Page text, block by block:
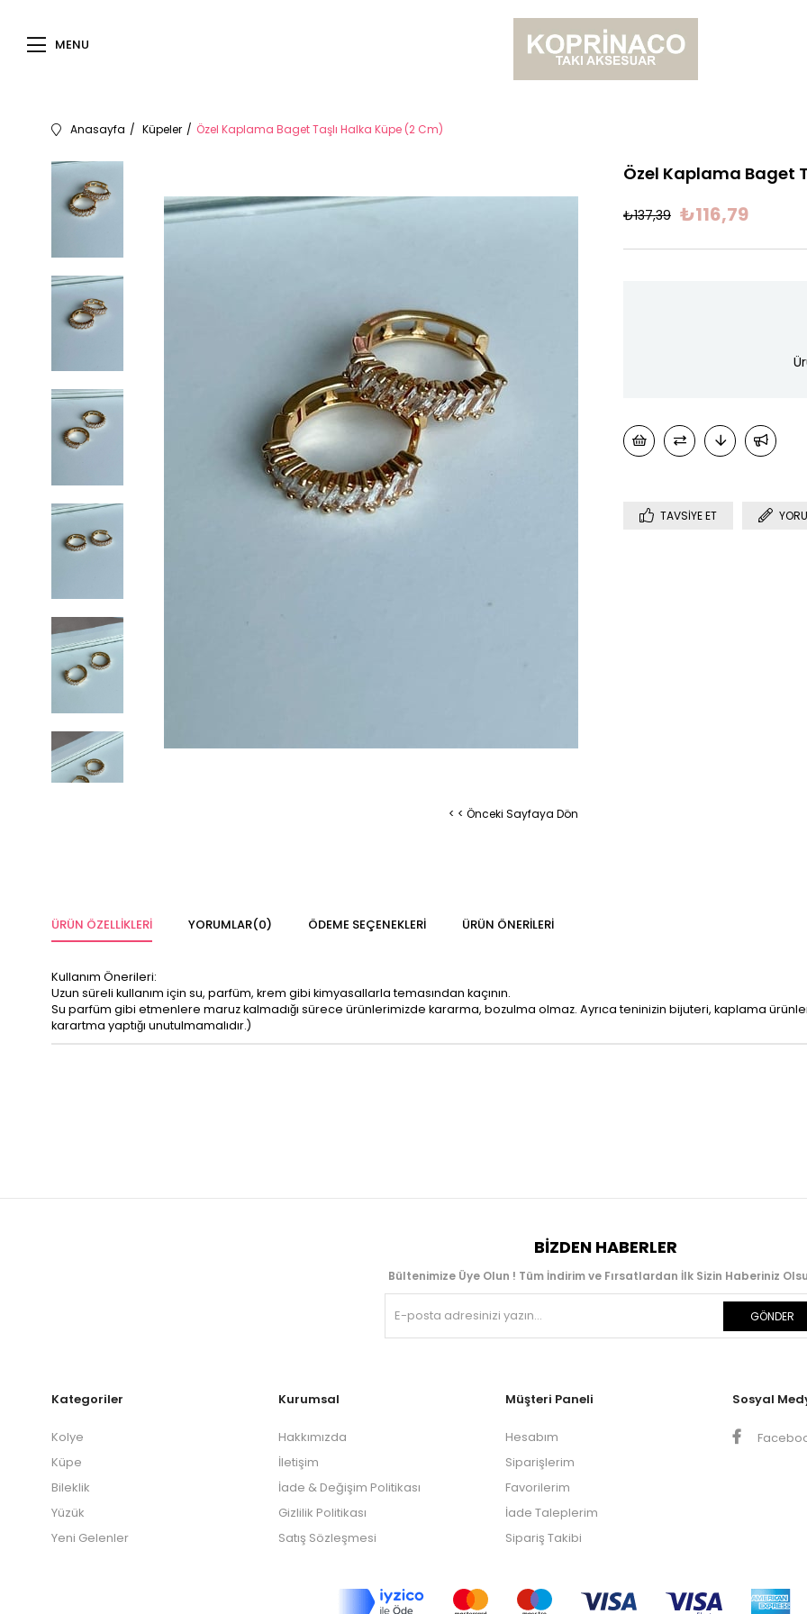
MENU
Anasayfa Küpeler Özel Kaplama Baget Taşlı Halka Küpe (2 Cm)
< < Önceki Sayfaya Dön
Özel Kaplama Baget
₺137,39 ₺116,79
TAVSIYE ET
ÜRÜN ÖZELLIKLERI YORUMLAR(0) ÖDEME SEÇENEKLERI ÜRÜN ÖNERILERI
Kullanım Önerileri:
Uzun süreli kullanım için su, parfüm, krem gibi kimyasallarla temasından kaçının.
Su parfüm gibi etmenlere maruz kalmadığı sürece ürünlerimizde kararma, bozulma olmaz. Ayrıca teninizin bijuteri, kaplama
karartma yaptığı unutulmamalıdır.)
BIZDEN HABERLER
Bültenimize Üye Olun ! Tüm İndirim ve Fırsatlardan İlk Sizin Haberiniz
GÖNDER
Kategoriler
Kolye
Küpe
Bileklik
Yüzük
Yeni Gelenler
Kurumsal
Hakkımızda
İletişim
İade & Değişim Politikası
Gizlilik Politikası
Satış Sözleşmesi
Müşteri Paneli
Hesabım
Siparişlerim
Favorilerim
İade Taleplerim
Sipariş Takibi
Sosyal